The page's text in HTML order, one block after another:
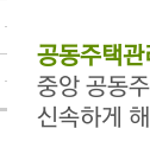
공동주택
중앙 공동
신속하게